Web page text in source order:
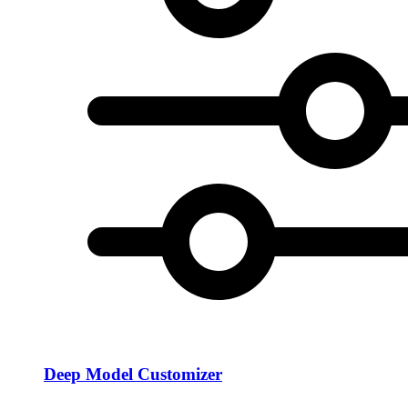
Deep Model Customizer